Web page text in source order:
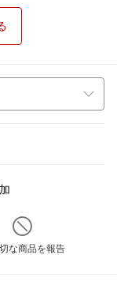
な商品を報告